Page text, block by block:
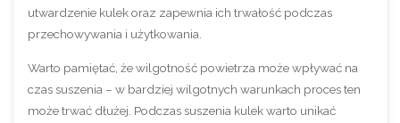
utwardzenie kulek oraz zapewnia ich trwałość podczas
przechowywania i użytkowania.
Warto pamiętać, że wilgotność powietrza może wpływać na
czas suszenia – w bardziej wilgotnych warunkach proces ten
może trwać dłużej. Podczas suszenia kulek warto unikać